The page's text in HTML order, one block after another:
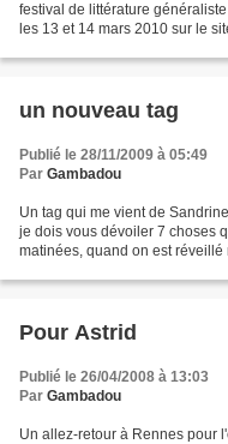
festival de littérature
les 13 et 14 mars 2010 sur le
un nouveau tag
Publié le 28/11/2009 à 05:49
Par Gambadou
Un tag qui me vient de
je dois vous dévoiler 7 choses
matinées, quand on est
Pour Astrid
Publié le 26/04/2008 à 13:03
Par Gambadou
Un allez-retour à Rennes pour